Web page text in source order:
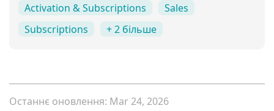
Activation & Subscriptions
Sales
Subscriptions
+ 2 більше
Останнє оновлення: Mar 24, 2026